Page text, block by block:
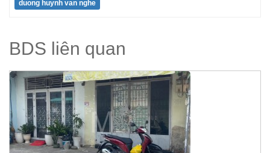
duong huynh van nghe
BDS liên quan